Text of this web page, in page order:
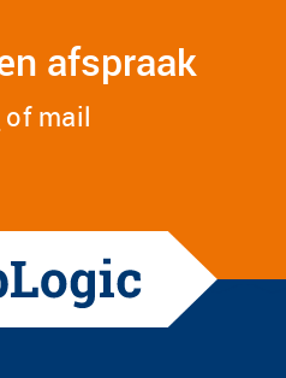
afspraak
of mail